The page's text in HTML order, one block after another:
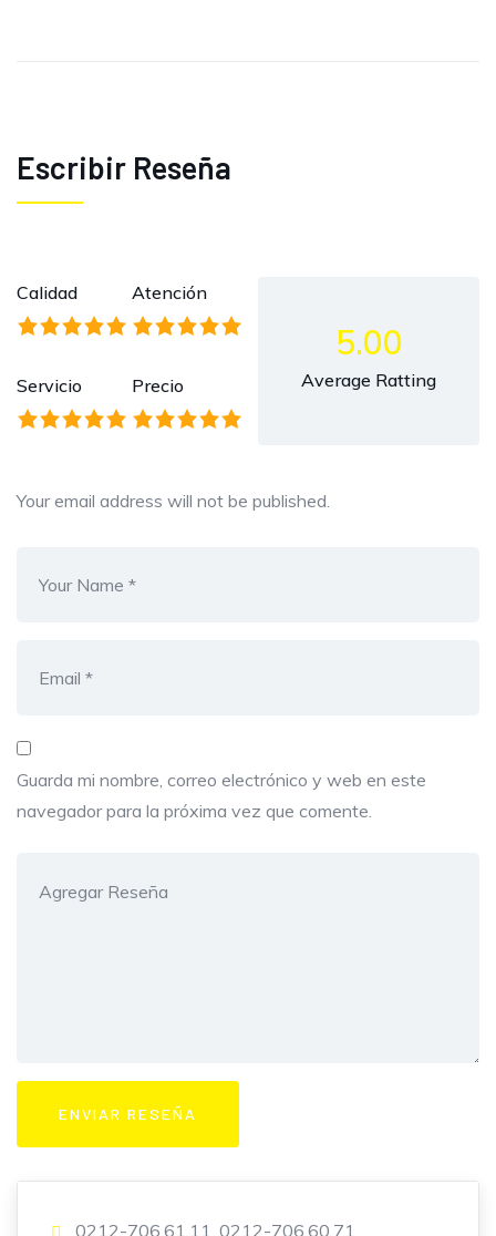
Escribir Reseña
Calidad Atención
Servicio Precio
5.00
Average Ratting
Your email address will not be published.
Guarda mi nombre, correo electrónico y web en este
navegador para la próxima vez que comente.
0212-706.61.11, 0212-706.60.71